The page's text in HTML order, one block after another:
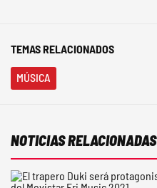
TEMAS RELACIONADOS
MÚSICA
NOTICIAS RELACIONADAS